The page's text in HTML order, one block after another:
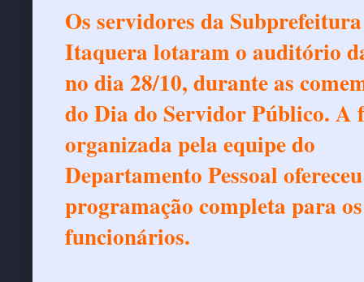
Os servidores da
Itaquera lotaram o auditório
no dia 28/10, durante as
do Dia do Servidor Público. A
organizada pela equipe do
Departamento Pessoal
programação completa para os
funcionários.